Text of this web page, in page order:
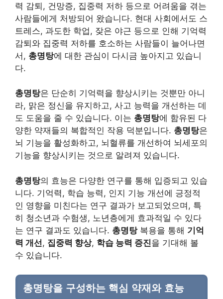
력 감퇴, 건망증, 집중력 저하 등으로 어려움을 겪는
사람들에게 처방되어 왔습니다. 현대 사회에서도 스
트레스, 과도한 학업, 잦은 야근 등으로 인해 기억력
감퇴와 집중력 저하를 호소하는 사람들이 늘어나면
서, 총명탕에 대한 관심이 다시금 높아지고 있습니
다.
총명탕은 단순히 기억력을 향상시키는 것뿐만 아니
라, 맑은 정신을 유지하고, 사고 능력을 개선하는 데
도 도움을 줄 수 있습니다. 이는 총명탕에 함유된 다
양한 약재들의 복합적인 작용 덕분입니다. 총명탕은
뇌 기능을 활성화하고, 뇌혈류를 개선하여 뇌세포의
기능을 향상시키는 것으로 알려져 있습니다.
총명탕의 효능은 다양한 연구를 통해 입증되고 있습
니다. 기억력, 학습 능력, 인지 기능 개선에 긍정적
인 영향을 미친다는 연구 결과가 보고되었으며, 특
히 청소년과 수험생, 노년층에게 효과적일 수 있다
는 연구 결과도 있습니다. 총명탕복용을 통해 기억
력 개선, 집중력 향상, 학습 능력 증진을 기대해 볼
수 있습니다.
총명탕을 구성하는 핵심 약재 와 효능